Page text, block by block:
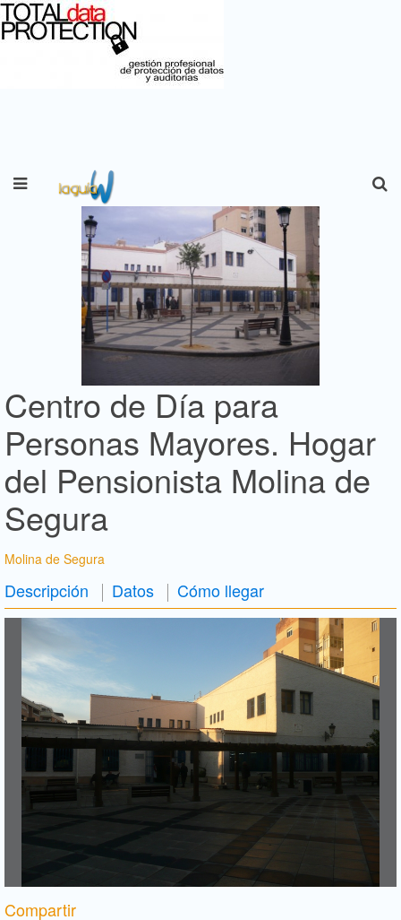
Centro de Día para
Personas Mayores. Hogar
del Pensionista Molina de
Segura
Molina de Segura
Descripción Datos Cómo llegar
Compartir